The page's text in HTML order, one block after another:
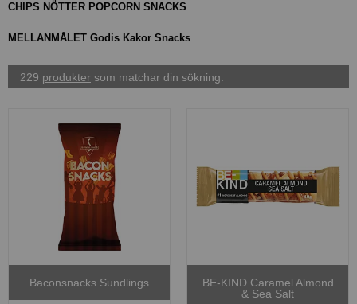
CHIPS NÖTTER POPCORN SNACKS
MELLANMÅLET Godis Kakor Snacks
229 produkter som matchar din sökning:
Baconsnacks Sundlings
BE-KIND Caramel Almond
& Sea Salt